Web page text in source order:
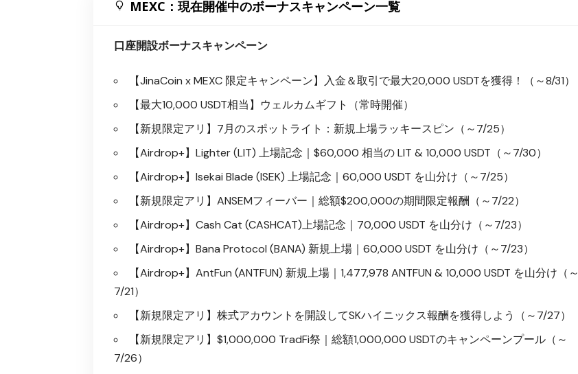
MEXC：現在開催中のボーナスキャンペーン一覧
口座開設ボーナスキャンペーン
【JinaCoin x MEXC 限定キャンペーン】入金＆取引で最大20,000 USDTを獲得！（～8/31）
【最大10,000 USDT相当】ウェルカムギフト（常時開催）
【新規限定アリ】7月のスポットライト：新規上場ラッキースピン（～7/25）
【Airdrop+】Lighter (LIT) 上場記念｜$60,000 相当の LIT & 10,000 USDT（～7/30）
【Airdrop+】Isekai Blade (ISEK) 上場記念｜60,000 USDT を山分け（～7/25）
【新規限定アリ】ANSEMフィーバー｜総額$200,000の期間限定報酬（～7/22）
【Airdrop+】Cash Cat (CASHCAT)上場記念｜70,000 USDT を山分け（～7/23）
【Airdrop+】Bana Protocol (BANA) 新規上場｜60,000 USDT を山分け（～7/23）
【Airdrop+】AntFun (ANTFUN) 新規上場｜1,477,978 ANTFUN & 10,000 USDT を山分け（～
7/21）
【新規限定アリ】株式アカウントを開設してSKハイニックス報酬を獲得しよう（～7/27）
【新規限定アリ】$1,000,000 TradFi祭｜総額1,000,000 USDTのキャンペーンプール（～
7/26）